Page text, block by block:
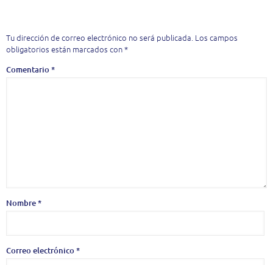
Tu dirección de correo electrónico no será publicada. Los campos
obligatorios están marcados con*
Comentario*
Nombre*
Correo electrónico*